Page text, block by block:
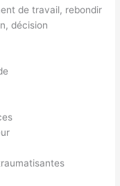
de travail, rebondir
décision